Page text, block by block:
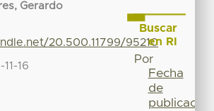
Gerardo
20.500.11799/95210
16
Buscar
en RI
Por
Fecha
de
publicación